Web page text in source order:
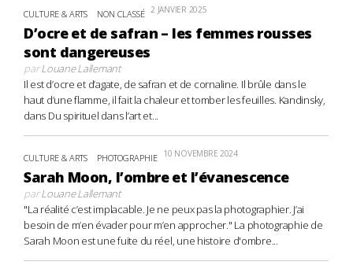
CULTURE & ARTS NON CLASSÉ 2 JANVIER 2025
D’ocre et de safran – les femmes rousses
sont dangereuses
parLouane Lallemant
Il est d’ocre et d’agate, de safran et de cornaline. Il brûle dans le
haut d’une flamme, il fait la chaleur et tomber les feuilles. Kandinsky,
dans Du spirituel dans l’art et...
CULTURE & ARTS PHOTOGRAPHIE 10 NOVEMBRE 2024
Sarah Moon, l’ombre et l’évanescence
parLouane Lallemant
"La réalité c’est implacable. Je ne peux pas la photographier. J’ai
besoin de m’en évader pour m’en approcher." La photographie de
Sarah Moon est une fuite du réel, une histoire d'ombre...